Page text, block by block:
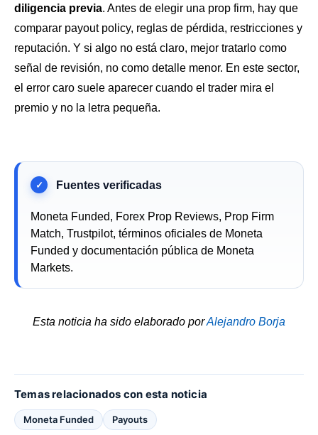
diligencia previa. Antes de elegir una prop firm, hay que
comparar payout policy, reglas de pérdida, restricciones y
reputación. Y si algo no está claro, mejor tratarlo como
señal de revisión, no como detalle menor. En este sector,
el error caro suele aparecer cuando el trader mira el
premio y no la letra pequeña.
Moneta Funded, Forex Prop Reviews, Prop Firm
Match, Trustpilot, términos oficiales de Moneta
Funded y documentación pública de Moneta
Markets.
Esta noticia ha sido elaborado porAlejandro Borja
Temas relacionados con esta noticia
Moneta Funded Payouts